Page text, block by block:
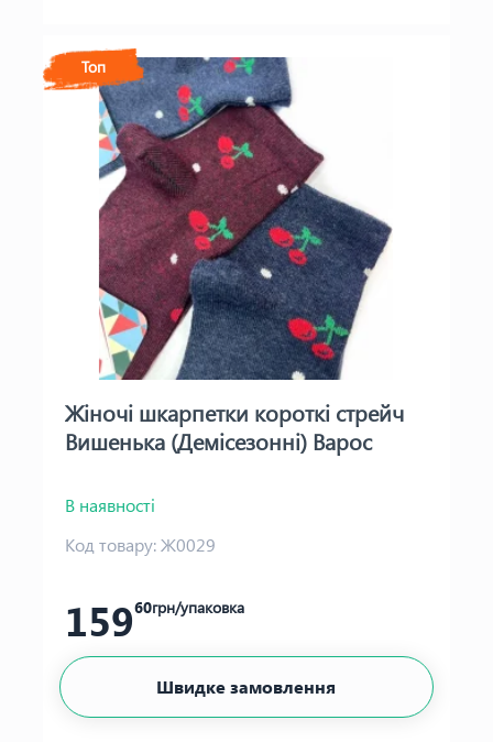
Топ
Жіночі шкарпетки короткі стрейч
Вишенька (Демісезонні) Варос
В наявності
Код товару:Ж0029
15960грн/упаковка
Швидке замовлення